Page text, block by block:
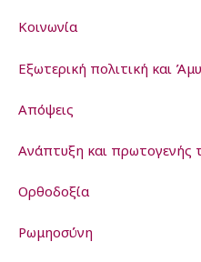
Κοινωνία
Εξωτερική πολιτική και
Απόψεις
Ανάπτυξη και πρωτογενής
Ορθοδοξία
Ρωμηοσύνη